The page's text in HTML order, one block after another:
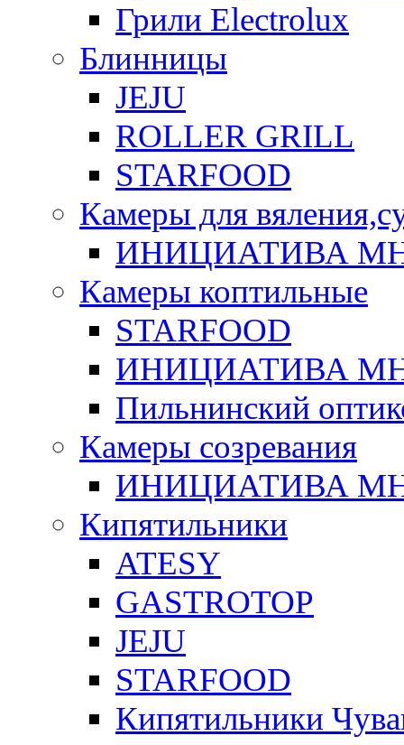
Грили Electrolux
Блинницы
JEJU
ROLLER GRILL
STARFOOD
Камеры для
ИНИЦИАТИВА
Камеры коптильные
STARFOOD
ИНИЦИАТИВА
Пильнинский
Камеры созревания
ИНИЦИАТИВА
Кипятильники
ATESY
GASTROTOP
JEJU
STARFOOD
Кипятильники